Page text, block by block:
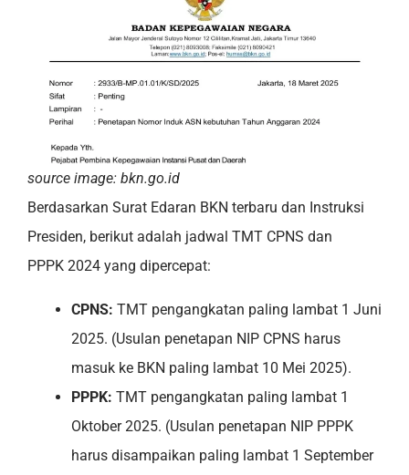
source image: bkn.go.id
Berdasarkan Surat Edaran BKN terbaru dan Instruksi
Presiden, berikut adalah jadwal TMT CPNS dan
PPPK 2024 yang dipercepat:
CPNS: TMT pengangkatan paling lambat 1 Juni
2025. (Usulan penetapan NIP CPNS harus
masuk ke BKN paling lambat 10 Mei 2025).
PPPK: TMT pengangkatan paling lambat 1
Oktober 2025. (Usulan penetapan NIP PPPK
harus disampaikan paling lambat 1 September